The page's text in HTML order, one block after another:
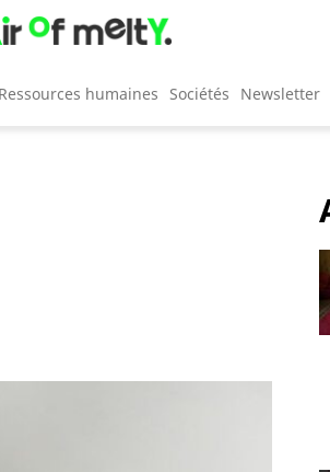
Ressources humaines Sociétés Newsletter